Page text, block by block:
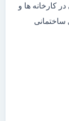
کارخانه ها و
ساختمانی